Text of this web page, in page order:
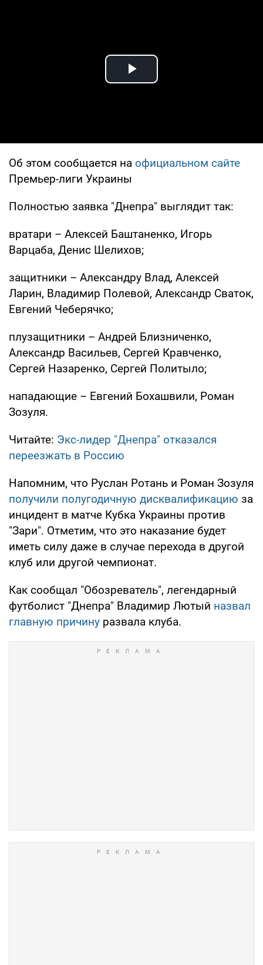
Play Video
Об этом сообщается на официальном сайте
Премьер-лиги Украины
Полностью заявка "Днепра" выглядит так:
вратари – Алексей Баштаненко, Игорь
Варцаба, Денис Шелихов;
защитники – Александру Влад, Алексей
Ларин, Владимир Полевой, Александр Сваток,
Евгений Чеберячко;
плузащитники – Андрей Близниченко,
Александр Васильев, Сергей Кравченко,
Сергей Назаренко, Сергей Политыло;
нападающие – Евгений Бохашвили, Роман
Зозуля.
Читайте: Экс-лидер "Днепра" отказался
переезжать в Россию
Напомним, что Руслан Ротань и Роман Зозуля
получили полугодичную дисквалификацию за
инцидент в матче Кубка Украины против
"Зари". Отметим, что это наказание будет
иметь силу даже в случае перехода в другой
клуб или другой чемпионат.
Как сообщал "Обозреватель", легендарный
футболист "Днепра" Владимир Лютый назвал
главную причину развала клуба.